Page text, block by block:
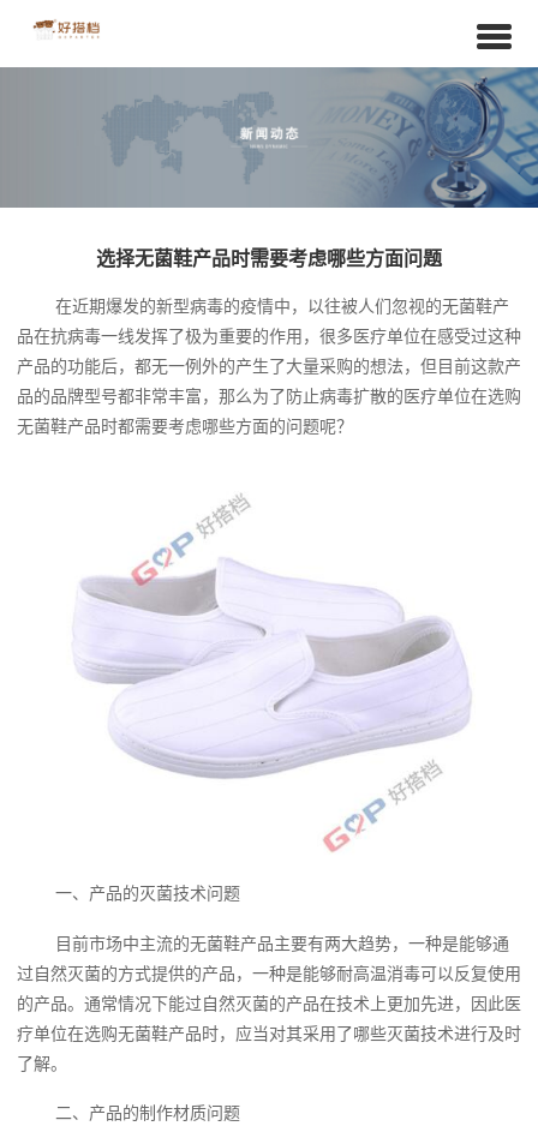
选择无菌鞋产品时需要考虑哪些方面问题
在近期爆发的新型病毒的疫情中，以往被人们忽视的无菌鞋产
品在抗病毒一线发挥了极为重要的作用，很多医疗单位在感受过这种
产品的功能后，都无一例外的产生了大量采购的想法，但目前这款产
品的品牌型号都非常丰富，那么为了防止病毒扩散的医疗单位在选购
无菌鞋产品时都需要考虑哪些方面的问题呢？
一、产品的灭菌技术问题
目前市场中主流的无菌鞋产品主要有两大趋势，一种是能够通
过自然灭菌的方式提供的产品，一种是能够耐高温消毒可以反复使用
的产品。通常情况下能过自然灭菌的产品在技术上更加先进，因此医
疗单位在选购无菌鞋产品时，应当对其采用了哪些灭菌技术进行及时
了解。
二、产品的制作材质问题